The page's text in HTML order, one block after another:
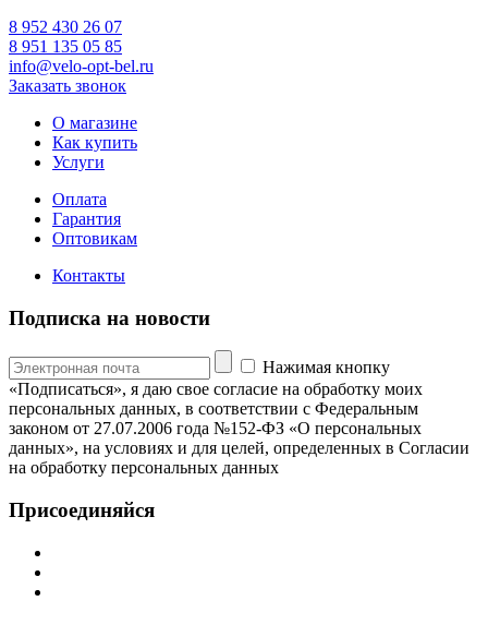
8 952 430 26 07
8 951 135 05 85
info@velo-opt-bel.ru
Заказать звонок
О магазине
Как купить
Услуги
Оплата
Гарантия
Оптовикам
Контакты
Подписка на новости
Нажимая кнопку
«Подписаться», я даю свое согласие на обработку моих
персональных данных, в соответствии с Федеральным
законом от 27.07.2006 года №152-ФЗ «О персональных
данных», на условиях и для целей, определенных в Согласии
на обработку персональных данных
Присоединяйся